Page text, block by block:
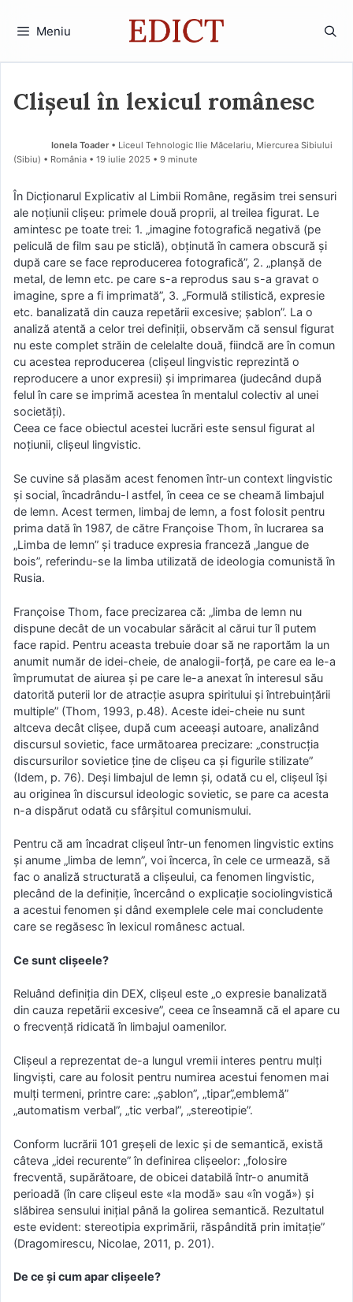
Meniu
Clișeul în lexicul românesc
Ionela Toader• Liceul Tehnologic Ilie Măcelariu, Miercurea Sibiului
(Sibiu) • România
19 iulie 2025 • 9 minute
În Dicționarul Explicativ al Limbii Române, regăsim trei sensuri
ale noțiunii clișeu: primele două proprii, al treilea figurat. Le
amintesc pe toate trei: 1. „imagine fotografică negativă (pe
peliculă de film sau pe sticlă), obținută în camera obscură și
după care se face reproducerea fotografică”, 2. „planșă de
metal, de lemn etc. pe care s-a reprodus sau s-a gravat o
imagine, spre a fi imprimată”, 3. „Formulă stilistică, expresie
etc. banalizată din cauza repetării excesive; șablon”. La o
analiză atentă a celor trei definiții, observăm că sensul figurat
nu este complet străin de celelalte două, fiindcă are în comun
cu acestea reproducerea (clișeul lingvistic reprezintă o
reproducere a unor expresii) și imprimarea (judecând după
felul în care se imprimă acestea în mentalul colectiv al unei
societăți).
Ceea ce face obiectul acestei lucrări este sensul figurat al
noțiunii, clișeul lingvistic.
Se cuvine să plasăm acest fenomen într-un context lingvistic
și social, încadrându-l astfel, în ceea ce se cheamă limbajul
de lemn. Acest termen, limbaj de lemn, a fost folosit pentru
prima dată în 1987, de către Françoise Thom, în lucrarea sa
„Limba de lemn” și traduce expresia franceză „langue de
bois”, referindu-se la limba utilizată de ideologia comunistă în
Rusia.
Françoise Thom, face precizarea că: „limba de lemn nu
dispune decât de un vocabular sărăcit al cărui tur îl putem
face rapid. Pentru aceasta trebuie doar să ne raportăm la un
anumit număr de idei-cheie, de analogii-forță, pe care ea le-a
împrumutat de aiurea și pe care le-a anexat în interesul său
datorită puterii lor de atracție asupra spiritului și întrebuințării
multiple” (Thom, 1993, p.48). Aceste idei-cheie nu sunt
altceva decât clișee, după cum aceeași autoare, analizând
discursul sovietic, face următoarea precizare: „construcția
discursurilor sovietice ține de clișeu ca și figurile stilizate”
(Idem, p. 76). Deși limbajul de lemn și, odată cu el, clișeul își
au originea în discursul ideologic sovietic, se pare ca acesta
n-a dispărut odată cu sfârșitul comunismului.
Pentru că am încadrat clișeul într-un fenomen lingvistic extins
și anume „limba de lemn”, voi încerca, în cele ce urmează, să
fac o analiză structurată a clișeului, ca fenomen lingvistic,
plecând de la definiție, încercând o explicație sociolingvistică
a acestui fenomen și dând exemplele cele mai concludente
care se regăsesc în lexicul românesc actual.
Ce sunt clișeele?
Reluând definiția din DEX, clișeul este „o expresie banalizată
din cauza repetării excesive”, ceea ce înseamnă că el apare cu
o frecvență ridicată în limbajul oamenilor.
Clișeul a reprezentat de-a lungul vremii interes pentru mulți
lingviști, care au folosit pentru numirea acestui fenomen mai
mulți termeni, printre care: „șablon”, „tipar”„emblemă”
„automatism verbal”, „tic verbal”, „stereotipie”.
Conform lucrării 101 greșeli de lexic și de semantică, există
câteva „idei recurente” în definirea clișeelor: „folosire
frecventă, supărătoare, de obicei databilă într-o anumită
perioadă (în care clișeul este «la modă» sau «în vogă») și
slăbirea sensului inițial până la golirea semantică. Rezultatul
este evident: stereotipia exprimării, răspândită prin imitație”
(Dragomirescu, Nicolae, 2011, p. 201).
De ce și cum apar clișeele?